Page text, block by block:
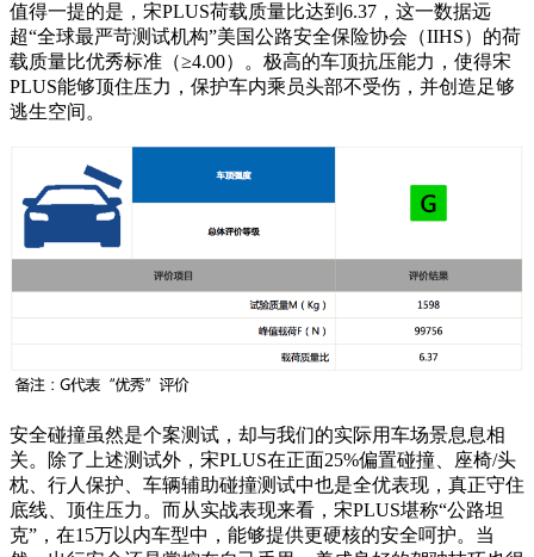
值得一提的是，宋PLUS荷载质量比达到6.37，这一数据远
超“全球最严苛测试机构”美国公路安全保险协会（IIHS）的荷
载质量比优秀标准（≥4.00）。极高的车顶抗压能力，使得宋
PLUS能够顶住压力，保护车内乘员头部不受伤，并创造足够
逃生空间。
安全碰撞虽然是个案测试，却与我们的实际用车场景息息相
关。除了上述测试外，宋PLUS在正面25%偏置碰撞、座椅/头
枕、行人保护、车辆辅助碰撞测试中也是全优表现，真正守住
底线、顶住压力。而从实战表现来看，宋PLUS堪称“公路坦
克”，在15万以内车型中，能够提供更硬核的安全呵护。当